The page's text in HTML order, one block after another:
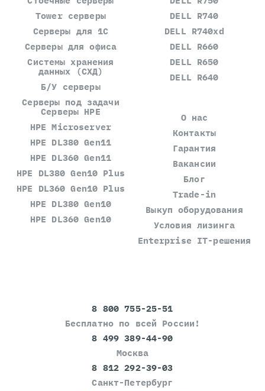
Tower серверы
Серверы для 1С
Серверы для офиса
Системы хранения
данных (СХД)
Б/У серверы
Серверы под задачи
DELL R740
DELL R740xd
DELL R660
DELL R650
DELL R640
Серверы HPE
HPE Microserver
HPE DL380 Gen11
HPE DL360 Gen11
HPE DL380 Gen10 Plus
HPE DL360 Gen10 Plus
HPE DL380 Gen10
HPE DL360 Gen10
О нас
Контакты
Гарантия
Вакансии
Блог
Trade-in
Выкуп оборудования
Условия лизинга
Enterprise IT-решения
8 800 755-25-51
Бесплатно по всей России!
8 499 389-44-90
Москва
8 812 292-39-03
Санкт-Петербург